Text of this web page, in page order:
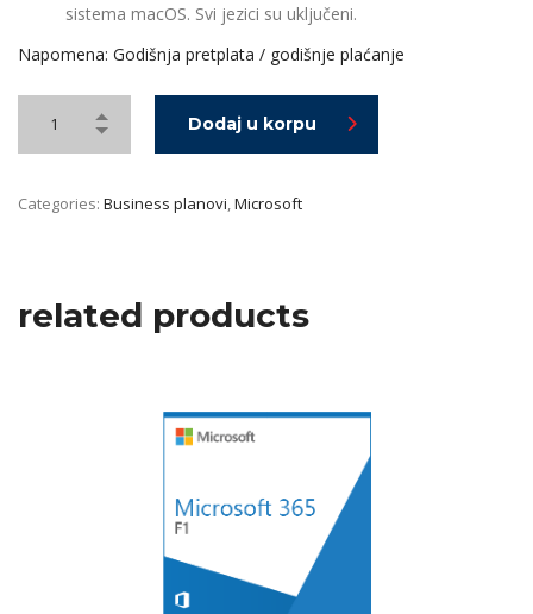
sistema macOS. Svi jezici su uključeni.
Napomena: Godišnja pretplata / godišnje plaćanje
Dodaj u korpu
Categories: Business planovi,Microsoft
related products